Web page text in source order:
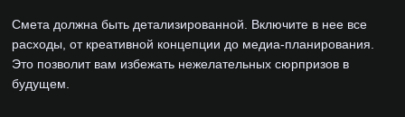
Смета должна быть детализированной. Включите в нее все
расходы, от креативной концепции до медиа-планирования.
Это позволит вам избежать нежелательных сюрпризов в
будущем.